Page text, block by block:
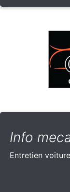
Info
Entretien